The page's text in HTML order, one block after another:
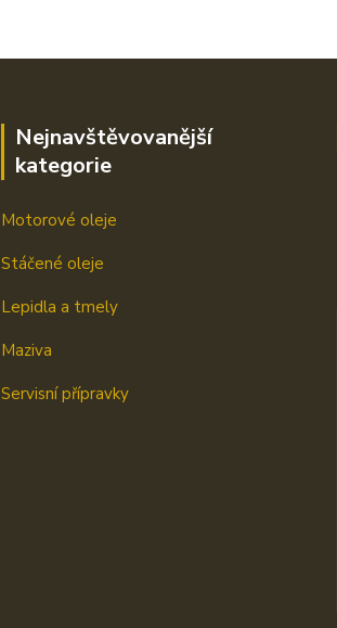
Nejnavštěvovanější
kategorie
Motorové oleje
Stáčené oleje
Lepidla a tmely
Maziva
Servisní přípravky